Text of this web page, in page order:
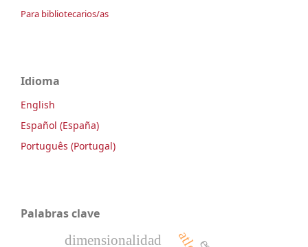
Para bibliotecarios/as
Idioma
English
Español (España)
Português (Portugal)
Palabras clave
dimensionalidad